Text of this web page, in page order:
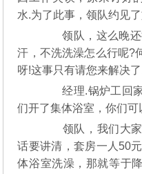
水.为了此事，领队约见
领队，这么晚还
汗，不洗洗澡怎么行呢?
呀!这事只有请您来解决
经理.锅炉工回家
们开了集体浴室，你们可
领队，我们大家
话要讲清，套房一人50
体浴室洗澡，那就等于